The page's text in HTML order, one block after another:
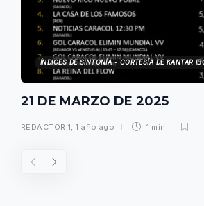
ÍNDICES DE SINTONÍA - CORTESÍA DE KANTAR
21 DE MARZO DE 2025
REDACTOR 1,1 año ago 1 min